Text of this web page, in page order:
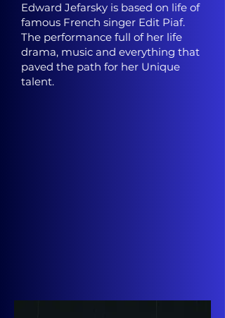
Edward Jefarsky is based on life of
famous French singer Edit Piaf.
The performance full of her life
drama, music and everything that
paved the path for her Unique
talent.